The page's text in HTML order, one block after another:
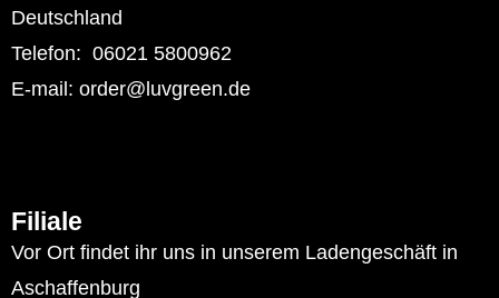
Deutschland
Telefon: 06021 5800962
E-mail: order@luvgreen.de
Filiale
Vor Ort findet ihr uns in unserem Ladengeschäft in
Aschaffenburg